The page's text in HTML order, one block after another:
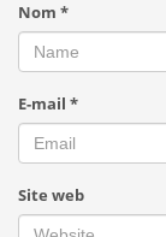
Nom *
E-mail *
Site web